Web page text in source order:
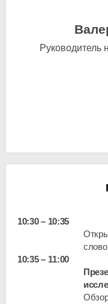
Руководитель
10:30 – 10:35
слово
10:35 – 11:00